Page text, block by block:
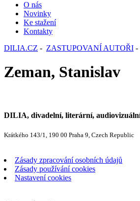
O nás
Novinky
Ke stažení
Kontakty
DILIA.CZ - ZASTUPOVANÍ AUTOŘI -
Zeman, Stanislav
DILIA, divadelní, literární,
Krátkého 143/1, 190 00 Praha 9, Czech Republic
Zásady zpracování osobních údajů
Zásady používání cookies
Nastavení cookies